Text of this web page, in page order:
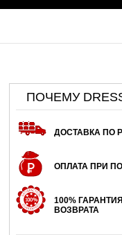
ПОЧЕМУ
ДОСТАВКА ПО
ОПЛАТА ПРИ
100% ГАРАНТИЯ
ВОЗВРАТА